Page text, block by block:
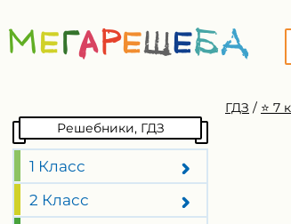
Решебники, ГДЗ
1 Класс
2 Класс
ГДЗ / ⭐️ 7